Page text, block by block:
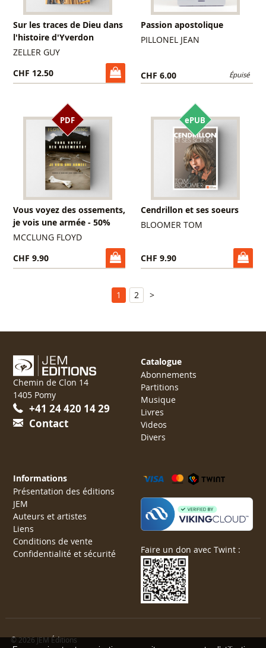
Sur les traces de Dieu dans
l'histoire d'Yverdon
ZELLER GUY
CHF 12.50
Passion apostolique
PILLONEL JEAN
CHF 6.00 Épuisé
PDF
Vous voyez des ossements,
je vois une armée - 50%
MCCLUNG FLOYD
CHF 9.90
ePUB
Cendrillon et ses soeurs
BLOOMER TOM
CHF 9.90
1 2 >
Chemin de Clon 14
1405 Pomy
+41 24 420 14 29
Contact
Catalogue
Abonnements
Partitions
Musique
Livres
Videos
Divers
Informations
Présentation des éditions
JEM
Auteurs et artistes
Liens
Conditions de vente
Confidentialité et sécurité
Faire un don avec Twint :
© 2026 JEM Éditions